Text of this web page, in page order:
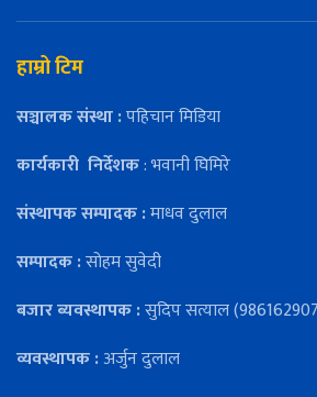
हाम्रो टिम
सञ्चालक संस्था :पहिचान मिडिया
कार्यकारी निर्देशक: भवानी घिमिरे
संस्थापक सम्पादक :माधव दुलाल
सम्पादक :सोहम सुवेदी
बजार ब्यवस्थापक :सुदिप सत्याल
व्यवस्थापक :अर्जुन दुलाल